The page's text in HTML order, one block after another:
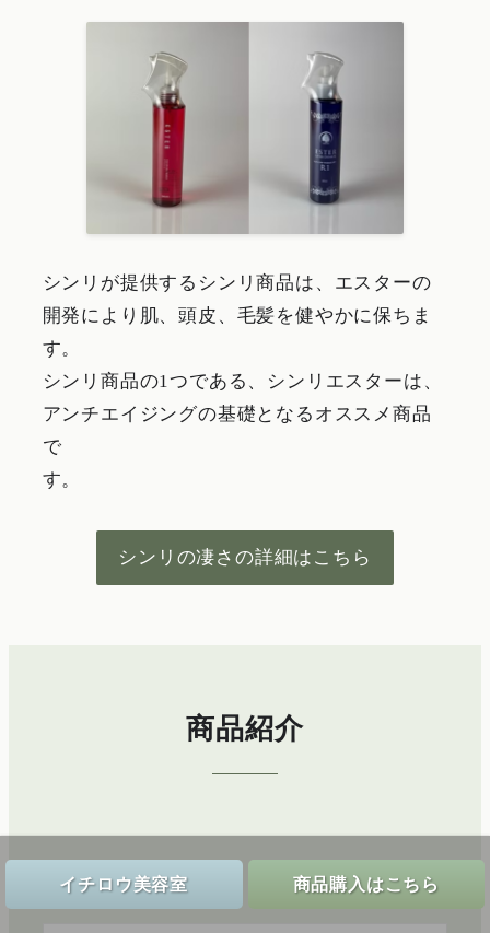
シンリが提供するシンリ商品は、エスターの
開発により肌、頭皮、毛髪を健やかに保ちま
す。
シンリ商品の1つである、シンリエスターは、
アンチエイジングの基礎となるオススメ商品
で
す。
シンリの凄さの詳細はこちら
商品紹介
イチロウ美容室 商品購入はこちら